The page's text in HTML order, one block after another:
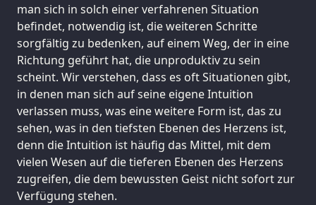
man sich in solch einer verfahrenen Situation
befindet, notwendig ist, die weiteren Schritte
sorgfältig zu bedenken, auf einem Weg, der in eine
Richtung geführt hat, die unproduktiv zu sein
scheint. Wir verstehen, dass es oft Situationen gibt,
in denen man sich auf seine eigene Intuition
verlassen muss, was eine weitere Form ist, das zu
sehen, was in den tiefsten Ebenen des Herzens ist,
denn die Intuition ist häufig das Mittel, mit dem
vielen Wesen auf die tieferen Ebenen des Herzens
zugreifen, die dem bewussten Geist nicht sofort zur
Verfügung stehen.